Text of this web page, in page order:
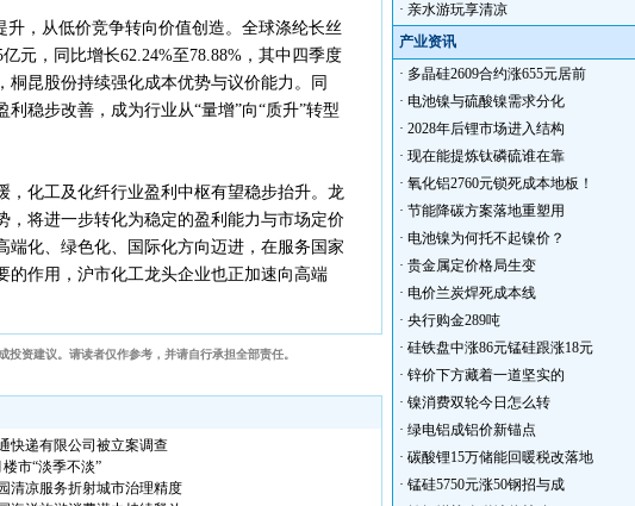
，从低价竞争转向价值创造。全球涤纶长丝
元，同比增长62.24%至78.88%，其中四季度
昆股份持续强化成本优势与议价能力。同
稳步改善，成为行业从“量增”向“质升”转型
，化工及化纤行业盈利中枢有望稳步抬升。龙
，将进一步转化为稳定的盈利能力与市场定价
化、绿色化、国际化方向迈进，在服务国家
的作用，沪市化工龙头企业也正加速向高端
资建议。请读者仅作参考，并请自行承担全部责任。
快递有限公司被立案调查
楼市“淡季不淡”
清凉服务折射城市治理精度
· 亲水游玩享清凉
产业资讯
· 多晶硅2609合约涨655元居前
· 电池镍与硫酸镍需求分化
· 2028年后锂市场进入结构
· 现在能提炼钛磷硫谁在靠
· 氧化铝2760元锁死成本地板！
· 节能降碳方案落地重塑用
· 电池镍为何托不起镍价？
· 贵金属定价格局生变
· 电价兰炭焊死成本线
· 央行购金289吨
· 硅铁盘中涨86元锰硅跟涨18元
· 锌价下方藏着一道坚实的
· 镍消费双轮今日怎么转
· 绿电铝成铝价新锚点
· 碳酸锂15万储能回暖税改落地
· 锰硅5750元涨50钢招与成